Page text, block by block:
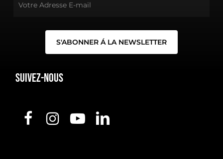
Suivez-nous